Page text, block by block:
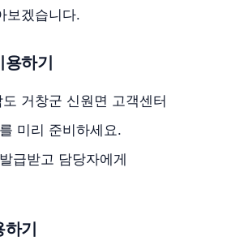
보겠습니다.
용하기
거창군 신원면 고객센터
미리 준비하세요.
급받고 담당자에게
하기